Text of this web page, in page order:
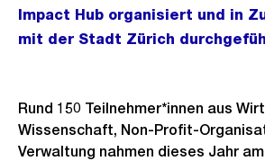
Impact Hub organisiert und in
mit der Stadt Zürich
Rund 150 Teilnehmer*innen aus
Wissenschaft, Non-Profit-
Verwaltung nahmen dieses Jahr